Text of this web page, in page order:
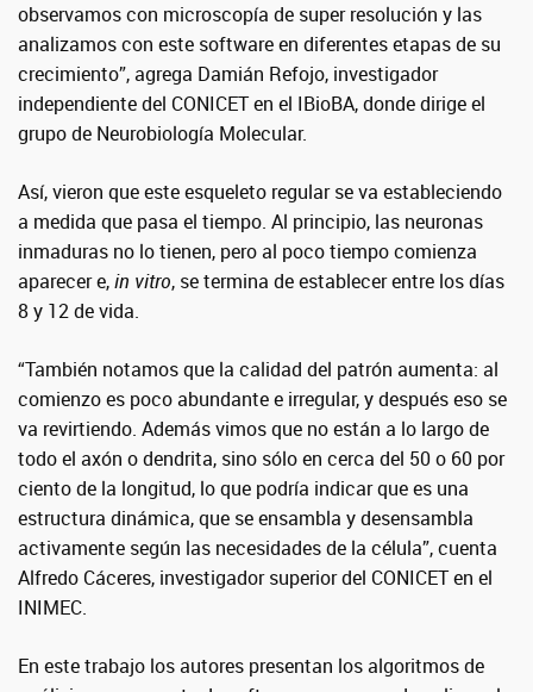
observamos con microscopía de super resolución y las
analizamos con este software en diferentes etapas de su
crecimiento”, agrega Damián Refojo, investigador
independiente del CONICET en el IBioBA, donde dirige el
grupo de Neurobiología Molecular.
Así, vieron que este esqueleto regular se va estableciendo
a medida que pasa el tiempo. Al principio, las neuronas
inmaduras no lo tienen, pero al poco tiempo comienza
aparecer e,in vitro, se termina de establecer entre los días
8 y 12 de vida.
“También notamos que la calidad del patrón aumenta: al
comienzo es poco abundante e irregular, y después eso se
va revirtiendo. Además vimos que no están a lo largo de
todo el axón o dendrita, sino sólo en cerca del 50 o 60 por
ciento de la longitud, lo que podría indicar que es una
estructura dinámica, que se ensambla y desensambla
activamente según las necesidades de la célula”, cuenta
Alfredo Cáceres, investigador superior del CONICET en el
INIMEC.
En este trabajo los autores presentan los algoritmos de